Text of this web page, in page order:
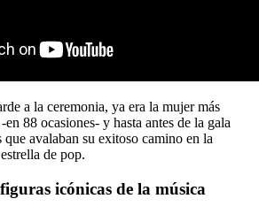
a la ceremonia, ya era la mujer más
88 ocasiones- y hasta antes de la gala
avalaban su exitoso camino en la
de pop.
icónicas de la música